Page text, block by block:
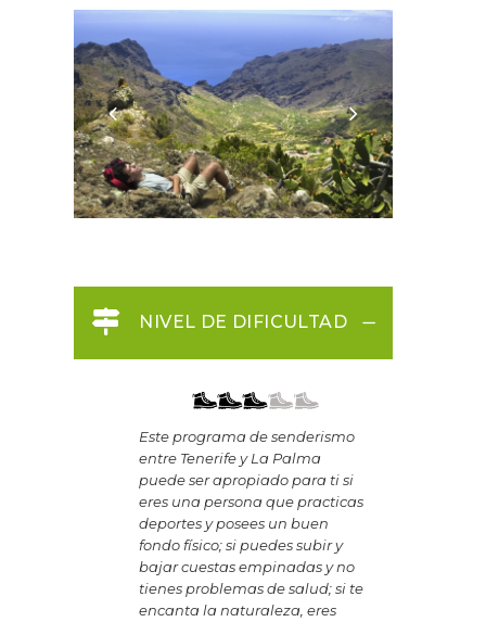
NIVEL DE DIFICULTAD
Este programa de senderismo
entre Tenerife y La Palma
puede ser apropiado para ti si
eres una persona que practicas
deportes y posees un buen
fondo físico; si puedes subir y
bajar cuestas empinadas y no
tienes problemas de salud; si te
encanta la naturaleza, eres